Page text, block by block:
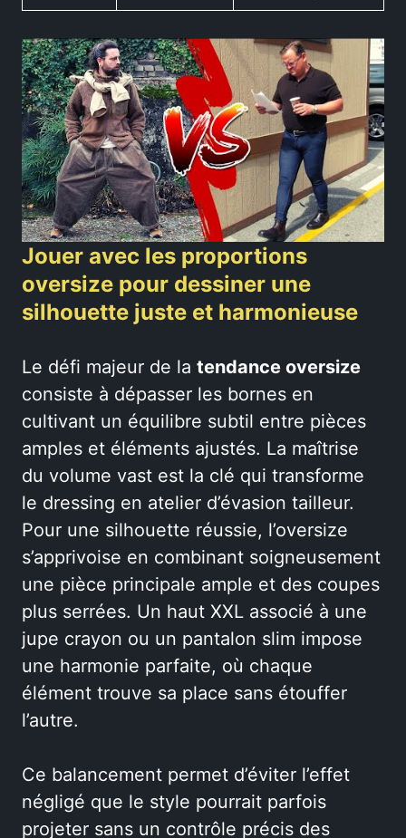
Jouer avec les proportions
oversize pour dessiner une
silhouette juste et harmonieuse
Le défi majeur de la tendance oversize
consiste à dépasser les bornes en
cultivant un équilibre subtil entre pièces
amples et éléments ajustés. La maîtrise
du volume vast est la clé qui transforme
le dressing en atelier d’évasion tailleur.
Pour une silhouette réussie, l’oversize
s’apprivoise en combinant soigneusement
une pièce principale ample et des coupes
plus serrées. Un haut XXL associé à une
jupe crayon ou un pantalon slim impose
une harmonie parfaite, où chaque
élément trouve sa place sans étouffer
l’autre.
Ce balancement permet d’éviter l’effet
négligé que le style pourrait parfois
projeter sans un contrôle précis des